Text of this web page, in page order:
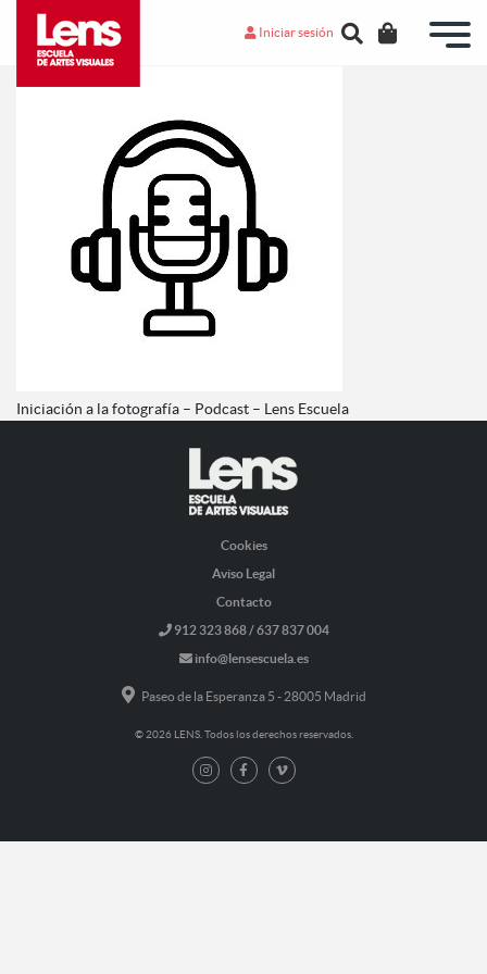
Iniciar sesión
Iniciación a la fotografía – Podcast – Lens Escuela
Cookies
Aviso Legal
Contacto
912 323 868 / 637 837 004
info@lensescuela.es
Paseo de la Esperanza 5 - 28005 Madrid
© 2026 LENS. Todos los derechos reservados.